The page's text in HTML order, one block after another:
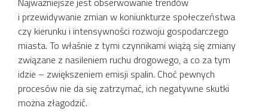
i przewidywanie zmian w koniunkturze społeczeństwa
czy kierunku i intensywności rozwoju gospodarczego
miasta. To właśnie z tymi czynnikami wiążą się zmiany
związane z nasileniem ruchu drogowego, a co za tym
idzie – zwiększeniem emisji spalin. Choć pewnych
procesów nie da się zatrzymać, ich negatywne skutki
można złagodzić.